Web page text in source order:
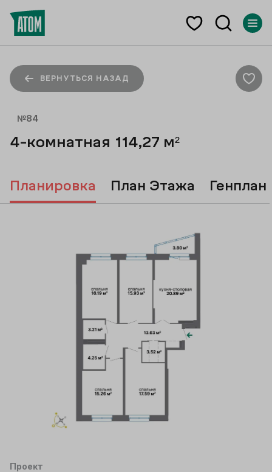
ВЕРНУТЬСЯ НАЗАД
№84
4-комнатная 114,27 м²
Проект
Планировка План Этажа Генплан